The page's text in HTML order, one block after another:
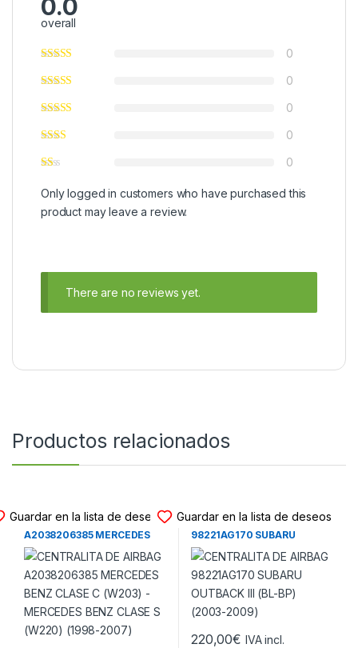
0.0
overall
0
0
0
0
0
Only logged in customers who have purchased this
product may leave a review.
There are no reviews yet.
Productos relacionados
Guardar en la lista de deseos
CENTRALITA DE AIRBAG
A2038206385 MERCEDES
BENZ CLASE C (W203) –
MERCEDES BENZ CLASE S
(W220) (1998-2007)
Guardar en la lista de deseos
CENTRALITA DE AIRBAG
98221AG170 SUBARU
OUTBACK III (BL-BP) (2003-
2009)
220,00€ IVA incl.